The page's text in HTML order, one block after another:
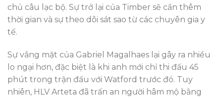
chủ câu lạc bộ. Sự trở lại của Timber sẽ cần thêm
thời gian và sự theo dõi sát sao từ các chuyên gia y
tế.
Sự vắng mặt của Gabriel Magalhaes lại gây ra nhiều
lo ngại hơn, đặc biệt là khi anh mới chỉ thi đấu 45
phút trong trận đấu với Watford trước đó. Tuy
nhiên, HLV Arteta đã trấn an người hâm mộ bằng